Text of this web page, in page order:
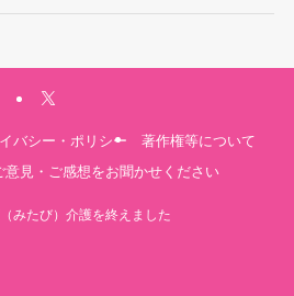
バシー・ポリシー
著作権等について
意見・ご感想をお聞かせください
みたび）介護を終えました